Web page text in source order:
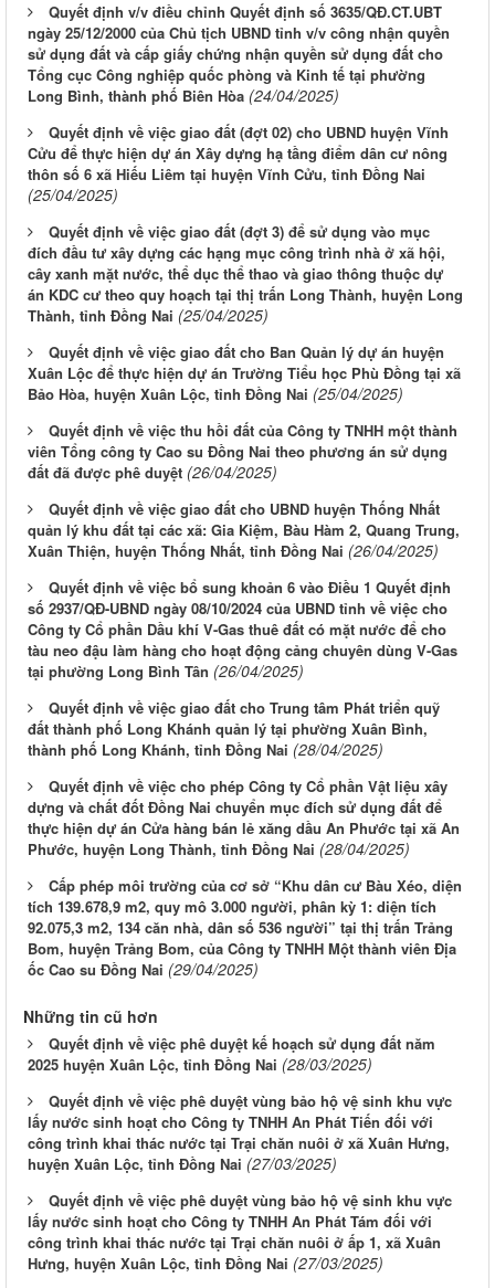
Quyết định v/v điều chỉnh Quyết định số 3635/QĐ.CT.UBT
ngày 25/12/2000 của Chủ tịch UBND tỉnh v/v công nhận quyền
sử dụng đất và cấp giấy chứng nhận quyền sử dụng đất cho
Tổng cục Công nghiệp quốc phòng và Kinh tế tại phường
Long Bình, thành phố Biên Hòa (24/04/2025)
Quyết định về việc giao đất (đợt 02) cho UBND huyện Vĩnh
Cửu để thực hiện dự án Xây dựng hạ tầng điểm dân cư nông
thôn số 6 xã Hiếu Liêm tại huyện Vĩnh Cửu, tỉnh Đồng Nai
(25/04/2025)
Quyết định về việc giao đất (đợt 3) để sử dụng vào mục
đích đầu tư xây dựng các hạng mục công trình nhà ở xã hội,
cây xanh mặt nước, thể dục thể thao và giao thông thuộc dự
án KDC cư theo quy hoạch tại thị trấn Long Thành, huyện Long
Thành, tỉnh Đồng Nai (25/04/2025)
Quyết định về việc giao đất cho Ban Quản lý dự án huyện
Xuân Lộc để thực hiện dự án Trường Tiểu học Phù Đồng tại xã
Bảo Hòa, huyện Xuân Lộc, tỉnh Đồng Nai (25/04/2025)
Quyết định về việc thu hồi đất của Công ty TNHH một thành
viên Tổng công ty Cao su Đồng Nai theo phương án sử dụng
đất đã được phê duyệt (26/04/2025)
Quyết định về việc giao đất cho UBND huyện Thống Nhất
quản lý khu đất tại các xã: Gia Kiệm, Bàu Hàm 2, Quang Trung,
Xuân Thiện, huyện Thống Nhất, tỉnh Đồng Nai (26/04/2025)
Quyết định về việc bổ sung khoản 6 vào Điều 1 Quyết định
số 2937/QĐ-UBND ngày 08/10/2024 của UBND tỉnh về việc cho
Công ty Cổ phần Dầu khí V-Gas thuê đất có mặt nước để cho
tàu neo đậu làm hàng cho hoạt động cảng chuyên dùng V-Gas
tại phường Long Bình Tân (26/04/2025)
Quyết định về việc giao đất cho Trung tâm Phát triển quỹ
đất thành phố Long Khánh quản lý tại phường Xuân Bình,
thành phố Long Khánh, tỉnh Đồng Nai (28/04/2025)
Quyết định về việc cho phép Công ty Cổ phần Vật liệu xây
dựng và chất đốt Đồng Nai chuyển mục đích sử dụng đất để
thực hiện dự án Cửa hàng bán lẻ xăng dầu An Phước tại xã An
Phước, huyện Long Thành, tỉnh Đồng Nai (28/04/2025)
Cấp phép môi trường của cơ sở “Khu dân cư Bàu Xéo, diện
tích 139.678,9 m2, quy mô 3.000 người, phân kỳ 1: diện tích
92.075,3 m2, 134 căn nhà, dân số 536 người” tại thị trấn Trảng
Bom, huyện Trảng Bom, của Công ty TNHH Một thành viên Địa
ốc Cao su Đồng Nai (29/04/2025)
Những tin cũ hơn
Quyết định về việc phê duyệt kế hoạch sử dụng đất năm
2025 huyện Xuân Lộc, tỉnh Đồng Nai (28/03/2025)
Quyết định về việc phê duyệt vùng bảo hộ vệ sinh khu vực
lấy nước sinh hoạt cho Công ty TNHH An Phát Tiến đối với
công trình khai thác nước tại Trại chăn nuôi ở xã Xuân Hưng,
huyện Xuân Lộc, tỉnh Đồng Nai (27/03/2025)
Quyết định về việc phê duyệt vùng bảo hộ vệ sinh khu vực
lấy nước sinh hoạt cho Công ty TNHH An Phát Tám đối với
công trình khai thác nước tại Trại chăn nuôi ở ấp 1, xã Xuân
Hưng, huyện Xuân Lộc, tỉnh Đồng Nai (27/03/2025)